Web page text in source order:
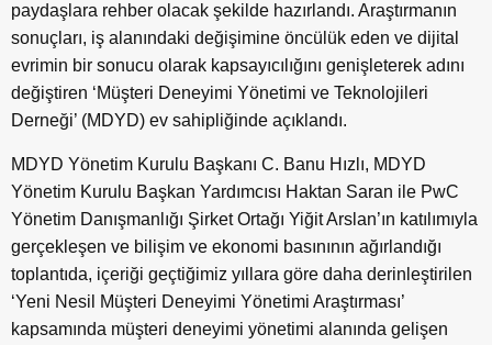
paydaşlara rehber olacak şekilde hazırlandı. Araştırmanın
sonuçları, iş alanındaki değişimine öncülük eden ve dijital
evrimin bir sonucu olarak kapsayıcılığını genişleterek adını
değiştiren ‘Müşteri Deneyimi Yönetimi ve Teknolojileri
Derneği’ (MDYD) ev sahipliğinde açıklandı.
MDYD Yönetim Kurulu Başkanı C. Banu Hızlı, MDYD
Yönetim Kurulu Başkan Yardımcısı Haktan Saran ile PwC
Yönetim Danışmanlığı Şirket Ortağı Yiğit Arslan’ın katılımıyla
gerçekleşen ve bilişim ve ekonomi basınının ağırlandığı
toplantıda, içeriği geçtiğimiz yıllara göre daha derinleştirilen
‘Yeni Nesil Müşteri Deneyimi Yönetimi Araştırması’
kapsamında müşteri deneyimi yönetimi alanında gelişen